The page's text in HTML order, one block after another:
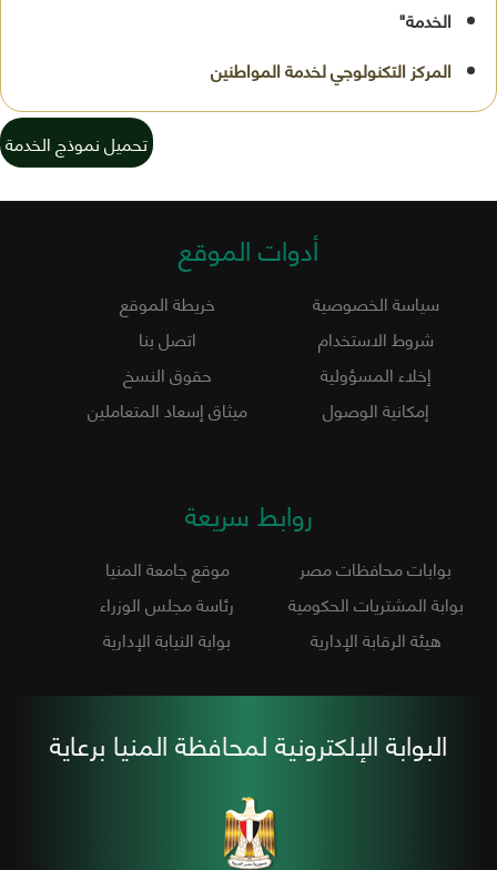
الخدمة"
تحميل نموذج الخدمة
أدوات الموقع
سياسة الخصوصية
خريطة الموقع
شروط الاستخدام
اتصل بنا
إخلاء المسؤولية
حقوق النسخ
إمكانية الوصول
ميثاق إسعاد المتعاملين
روابط سريعة
بوابات محافظات مصر
موقع جامعة المنيا
بوابة المشتريات الحكومية
رئاسة مجلس الوزراء
هيئة الرقابة الإدارية
بوابة النيابة الإدارية
البوابة الإلكترونية لمحافظة المنيا برعاية